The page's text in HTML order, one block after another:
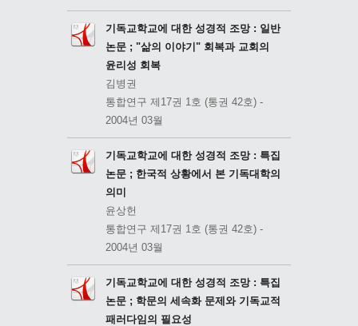
기독교학교에 대한 성경적 조망 : 일반
논문 ; "삶의 이야기" 회복과 교회의
윤리성 회복
김병권
통합연구 제17권 1호 (통권 42호) -
2004년 03월
기독교학교에 대한 성경적 조망 : 특집
논문 ; 한국적 상황에서 본 기독대학의
의미
윤상헌
통합연구 제17권 1호 (통권 42호) -
2004년 03월
기독교학교에 대한 성경적 조망 : 특집
논문 ; 학문의 세속화 문제와 기독교적
패러다임의 필요성